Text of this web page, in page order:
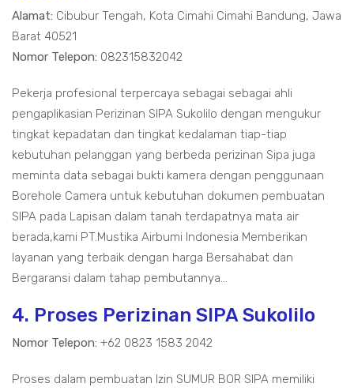
Alamat: Cibubur Tengah, Kota Cimahi Cimahi Bandung, Jawa
Barat 40521
Nomor Telepon: 082315832042
Pekerja profesional terpercaya sebagai sebagai ahli
pengaplikasian Perizinan SIPA Sukolilo dengan mengukur
tingkat kepadatan dan tingkat kedalaman tiap-tiap
kebutuhan pelanggan yang berbeda perizinan Sipa juga
meminta data sebagai bukti kamera dengan penggunaan
Borehole Camera untuk kebutuhan dokumen pembuatan
SIPA pada Lapisan dalam tanah terdapatnya mata air
berada,kami PT.Mustika Airbumi Indonesia Memberikan
layanan yang terbaik dengan harga Bersahabat dan
Bergaransi dalam tahap pembutannya...
4. Proses Perizinan SIPA Sukolilo
Nomor Telepon: +62 0823 1583 2042
Proses dalam pembuatan Izin SUMUR BOR SIPA memiliki